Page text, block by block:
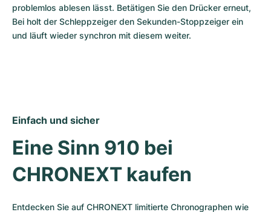
problemlos ablesen lässt. Betätigen Sie den Drücker erneut,
Bei holt der Schleppzeiger den Sekunden-Stoppzeiger ein
und läuft wieder synchron mit diesem weiter.
Einfach und sicher
Eine Sinn 910 bei
CHRONEXT kaufen
Entdecken Sie auf CHRONEXT limitierte Chronographen wie